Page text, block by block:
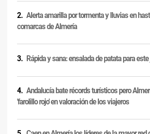
Alerta amarilla por tormenta y lluvias en
comarcas de Almería
Rápida y sana: ensalada de patata para
Andalucía bate récords turísticos pero
'farolillo rojo' en valoración de los viajeros